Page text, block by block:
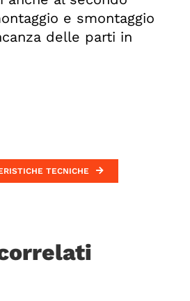
e smontaggio
delle parti in
TECNICHE